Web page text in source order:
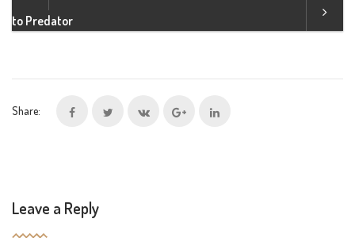
to Predator
Share:
Leave a Reply